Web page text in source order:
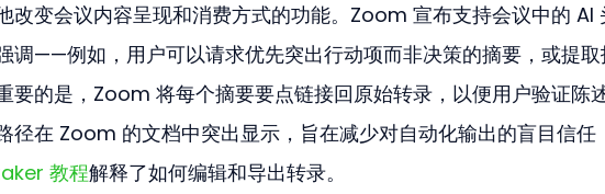
改变会议内容呈现和消费方式的功能。Zoom 宣布支持会议中的 AI
调——例如，用户可以请求优先突出行动项而非决策的摘要，或提
要的是，Zoom 将每个摘要要点链接回原始转录，以便用户验证陈
径在 Zoom 的文档中突出显示，旨在减少对自动化输出的盲目信任
教程解释了如何编辑和导出转录。